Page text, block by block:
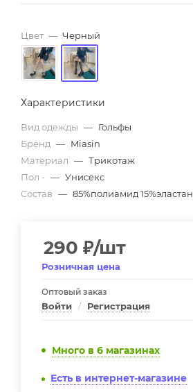
Цвет — Черный
Характеристики
Вид одежды — Гольфы
Бренд — Miasin
Материал — Трикотаж
Пол - — Унисекс
Состав — 85%полиамид 15%эластан
290 ₽/шт
Розничная цена
Оптовый заказ
Войти / Регистрация
Много в 6 магазинах
Есть в интернет-магазине